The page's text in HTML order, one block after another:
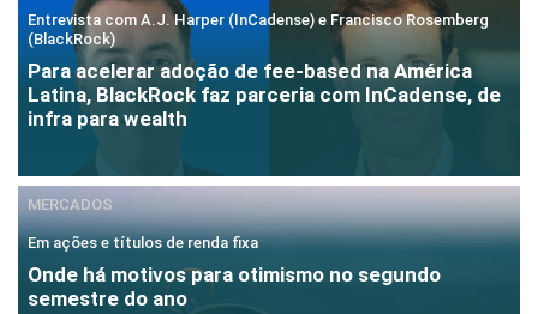
Entrevista com A.J. Harper (InCadense) e Francisco Rosemberg
(BlackRock)
Para acelerar adoção de fee-based na América
Latina, BlackRock faz parceria com InCadense, de
infra para wealth
MERCADOS
Em ações e títulos de renda fixa
Onde há motivos para otimismo no segundo
semestre do ano